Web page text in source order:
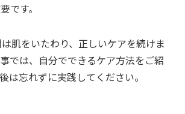
です。
肌をいたわり、正しいケアを続けま
では、自分でできるケア方法をご紹
は忘れずに実践してください。